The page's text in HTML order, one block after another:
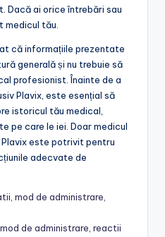
Dacă ai orice întrebări sau
medicul tău.
că informațiile prezentate
generală și nu trebuie să
profesionist. Înainte de a
Plavix, este esențial să
istoricul tău medical,
pe care le iei. Doar medicul
este potrivit pentru
adecvate de
mod de administrare,
de administrare, reactii